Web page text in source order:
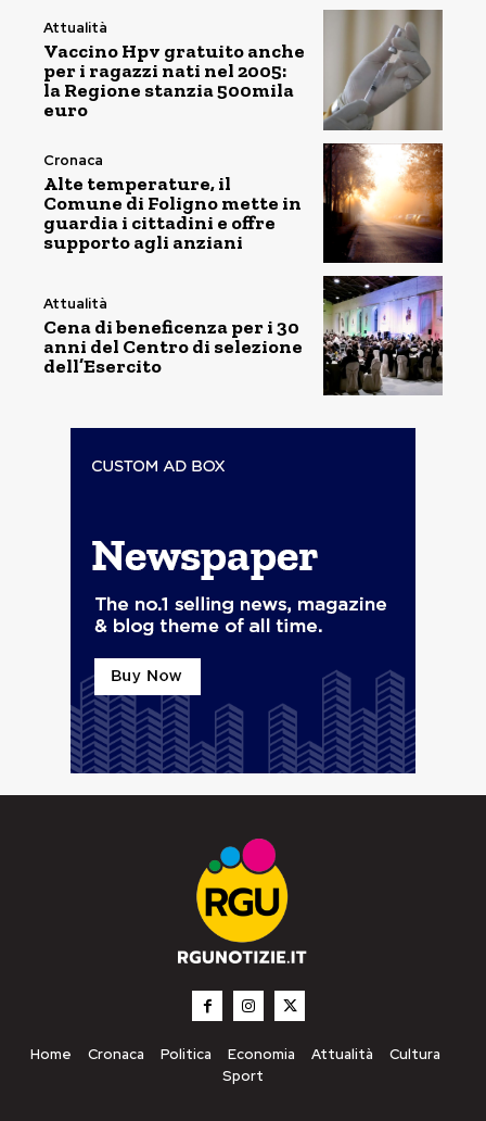
Attualità
Vaccino Hpv gratuito anche
per i ragazzi nati nel 2005:
la Regione stanzia 500mila
euro
Cronaca
Alte temperature, il
Comune di Foligno mette in
guardia i cittadini e offre
supporto agli anziani
Attualità
Cena di beneficenza per i 30
anni del Centro di selezione
dell’Esercito
Home Cronaca Politica Economia Attualità
Cultura
Sport